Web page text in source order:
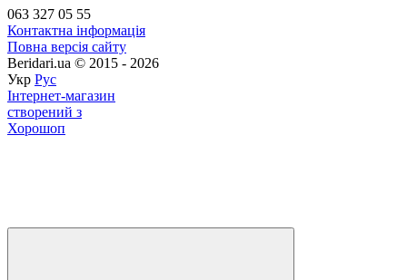
063 327 05 55
Контактна інформація
Повна версія сайту
Beridari.ua © 2015 - 2026
Укр Рус
Інтернет-магазин
створений з
Хорошоп